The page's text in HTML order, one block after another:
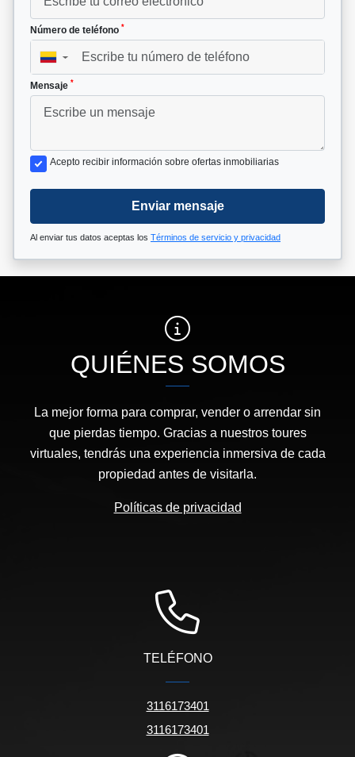
Número de teléfono *
▼
Mensaje *
Acepto recibir información sobre ofertas inmobiliarias
Enviar mensaje
Al enviar tus datos aceptas los Términos de servicio y privacidad
QUIÉNES SOMOS
La mejor forma para comprar, vender o arrendar sin
que pierdas tiempo. Gracias a nuestros toures
virtuales, tendrás una experiencia inmersiva de cada
propiedad antes de visitarla.
Políticas de privacidad
TELÉFONO
3116173401
3116173401